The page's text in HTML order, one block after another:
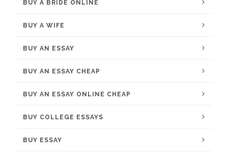
BUY A BRIDE ONLINE
BUY A WIFE
BUY AN ESSAY
BUY AN ESSAY CHEAP
BUY AN ESSAY ONLINE CHEAP
BUY COLLEGE ESSAYS
BUY ESSAY